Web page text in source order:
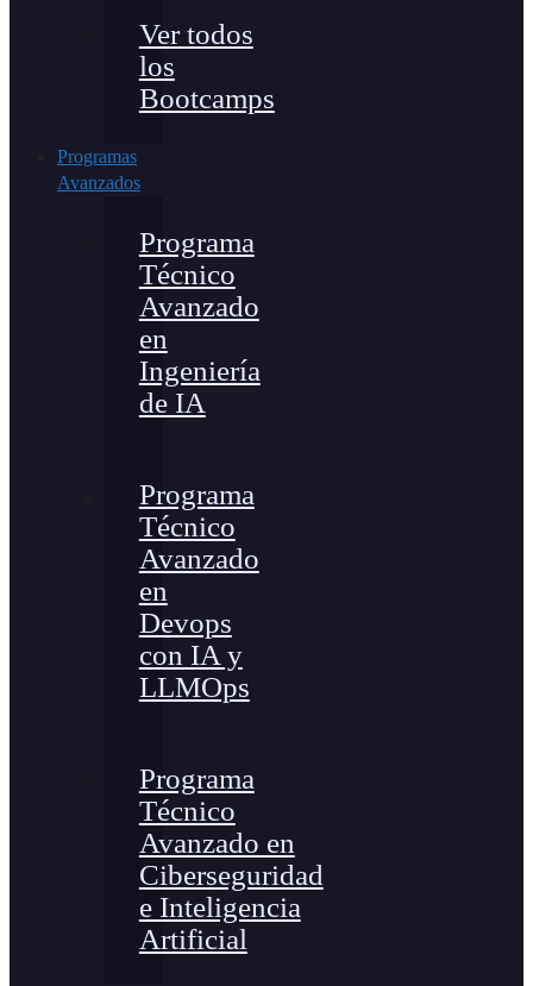
Ver todos
los
Bootcamps
Programas
Avanzados
Programa
Técnico
Avanzado
en
Ingeniería
de IA
Programa
Técnico
Avanzado
en
Devops
con IA y
LLMOps
Programa
Técnico
Avanzado en
Ciberseguridad
e Inteligencia
Artificial